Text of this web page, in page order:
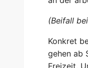
(Beifall
Konkret
gehen ab